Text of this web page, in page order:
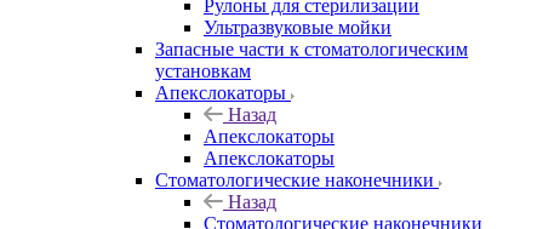
Рулоны для стерилизации
Ультразвуковые мойки
Запасные части к стоматологическим
установкам
Апекслокаторы
Назад
Апекслокаторы
Апекслокаторы
Стоматологические наконечники
Назад
Стоматологические наконечники